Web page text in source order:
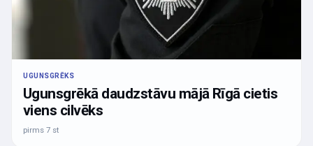
UGUNSGRĒKS
Ugunsgrēkā daudzstāvu mājā Rīgā cietis
viens cilvēks
pirms 7 st